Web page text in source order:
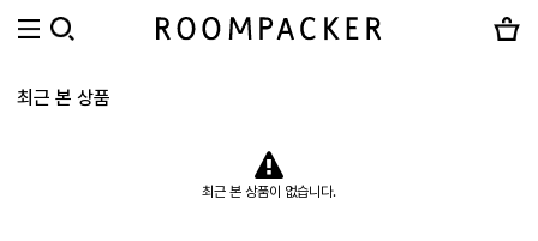
최근 본 상품
최근 본 상품이 없습니다.